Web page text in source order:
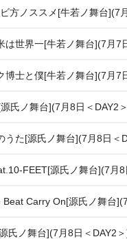
方ノススメ[牛若ノ舞台](7
は世界一[牛若ノ舞台](7月7
博士と僕[牛若ノ舞台](7月7
氏ノ舞台](7月8日＜DAY2
うた[源氏ノ舞台](7月8日＜
FEET[源氏ノ舞台](7月8
Carry On[源氏ノ舞台
氏ノ舞台](7月8日＜DAY2